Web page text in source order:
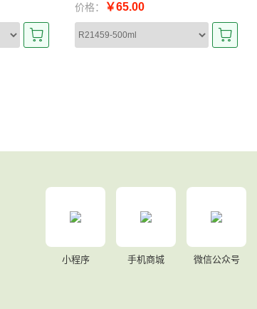
价格： ￥65.00
小程序 手机商城 微信公众号